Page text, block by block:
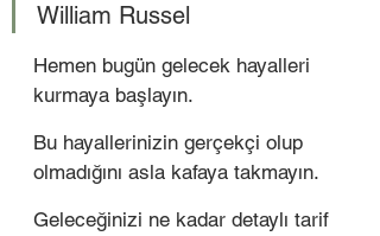
William Russel
Hemen bugün gelecek hayalleri
kurmaya başlayın.
Bu hayallerinizin gerçekçi olup
olmadığını asla kafaya takmayın.
Geleceğinizi ne kadar detaylı tarif